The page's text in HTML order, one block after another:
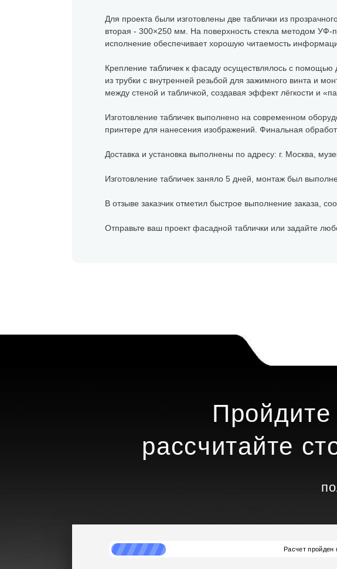
Для проекта были изготовлены две таблички из
вторая - 300×250 мм. На поверхность стекла методом УФ-
исполнение обеспечивает хорошую читаемость
Крепление табличек к фасаду осуществлялось с помощью
из трубки с внутренней резьбой для зажимного винта и
между стеной и табличкой, создавая эффект лёгкости и
Изготовление табличек выполнено на современном
принтере для нанесения изображений. Финальная
Доставка и установка выполнены по адресу: г. Москва,
Изготовление табличек заняло 5 дней, монтаж был
В отзыве заказчик отметил быстрое выполнение заказа,
Отправьте ваш проект фасадной таблички или задайте
Пройдите
рассчитайте
Расчет пройден